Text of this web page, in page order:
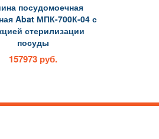
посудомоечная
Abat МПК-700К-04 с
стерилизации
посуды
157973 руб.